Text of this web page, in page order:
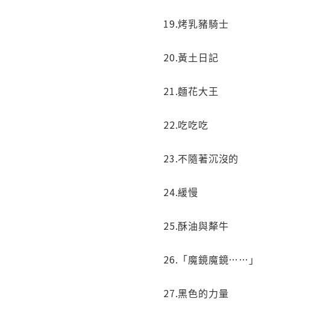
19.烤乳豬騎士
20.黃土日記
21.麵花大王
22.吃吃吃
23.不隨著沉沒的
24.緩慢
25.酥油與犛牛
26.「魔鏡魔鏡……」
27.黑色的力量